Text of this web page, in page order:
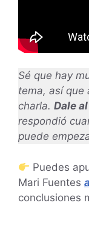
Sé que hay
tema, así que
charla. Dale
respondió
puede
Puedes
Mari Fuentes
conclusiones